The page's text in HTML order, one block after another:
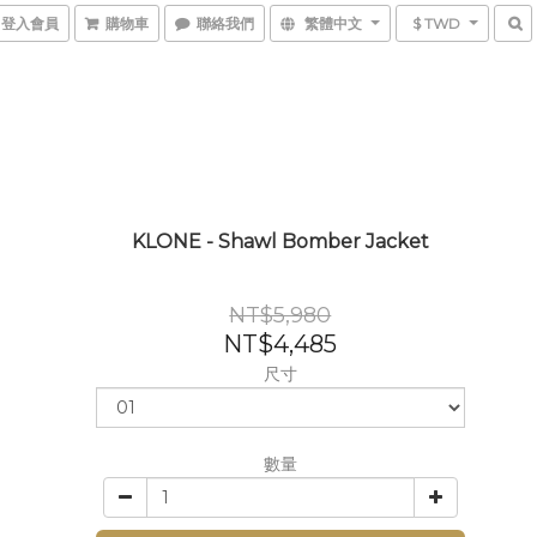
登入會員 購物車 聯絡我們 繁體中文 $ TWD
KLONE - Shawl Bomber Jacket
NT$5,980
NT$4,485
尺寸
數量